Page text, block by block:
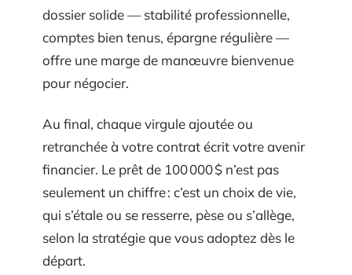
dossier solide — stabilité professionnelle,
comptes bien tenus, épargne régulière —
offre une marge de manœuvre bienvenue
pour négocier.
Au final, chaque virgule ajoutée ou
retranchée à votre contrat écrit votre avenir
financier. Le prêt de 100 000 $ n’est pas
seulement un chiffre : c’est un choix de vie,
qui s’étale ou se resserre, pèse ou s’allège,
selon la stratégie que vous adoptez dès le
départ.